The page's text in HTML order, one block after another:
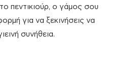
πεντικιούρ, ο γάμος σου
για να ξεκινήσεις να
συνήθεια.